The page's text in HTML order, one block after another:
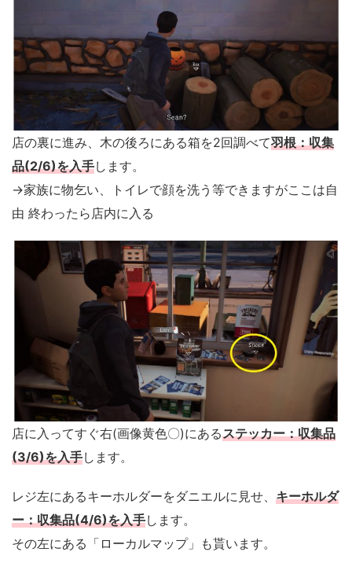
店の裏に進み、木の後ろにある箱を2回調べて羽根：収集
品(2/6)を入手します。
→家族に物乞い、トイレで顔を洗う等できますがここは自
由 終わったら店内に入る
店に入ってすぐ右(画像黄色〇)にあるステッカー：収集品
(3/6)を入手します。
レジ左にあるキーホルダーをダニエルに見せ、 キーホルダ
ー：収集品(4/6)を入手します。
その左にある「ローカルマップ」も貰います。